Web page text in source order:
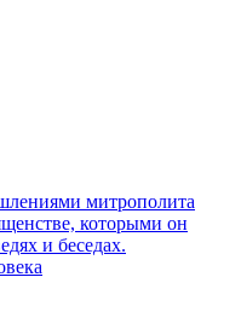
митрополита
которыми он
и беседах.